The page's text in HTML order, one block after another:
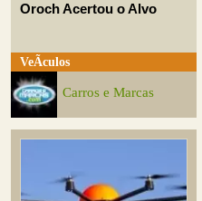
Oroch Acertou o Alvo
VeÃ­culos
Carros e Marcas